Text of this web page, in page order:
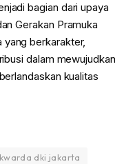
bagian dari upaya
Gerakan Pramuka
yang berkarakter,
dalam mewujudkan
kualitas
kwarda dki jakarta